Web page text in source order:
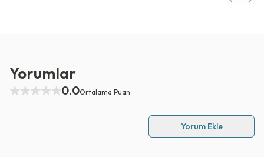
Yorumlar
0.0Ortalama Puan
Yorum Ekle